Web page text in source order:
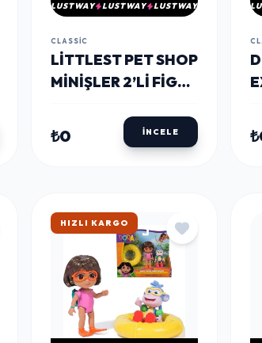
LUSTWAY LUSTWAY LUSTWAY
CLASSIC
LITTLEST PET SHOP
MINIŞLER 2’LI FIGÜR
₺0 İNCELE
HIZLI KARGO